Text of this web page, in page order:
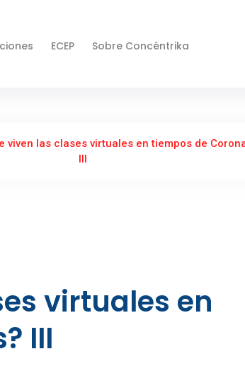
ECEP Sobre Concéntrika
viven las clases virtuales en tiempos de
virtuales en
III